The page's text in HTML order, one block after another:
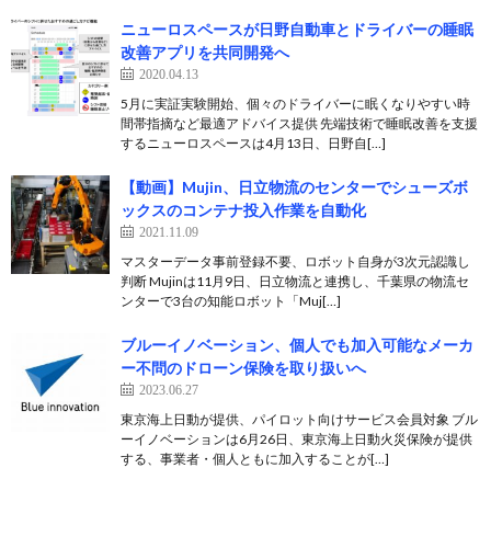
ニューロスペースが日野自動車とドライバーの睡眠
改善アプリを共同開発へ
2020.04.13
5月に実証実験開始、個々のドライバーに眠くなりやすい時
間帯指摘など最適アドバイス提供 先端技術で睡眠改善を支援
するニューロスペースは4月13日、日野自[…]
【動画】Mujin、日立物流のセンターでシューズボ
ックスのコンテナ投入作業を自動化
2021.11.09
マスターデータ事前登録不要、ロボット自身が3次元認識し
判断 Mujinは11月9日、日立物流と連携し、千葉県の物流セ
ンターで3台の知能ロボット「Muj[…]
ブルーイノベーション、個人でも加入可能なメーカ
ー不問のドローン保険を取り扱いへ
2023.06.27
東京海上日動が提供、パイロット向けサービス会員対象 ブル
ーイノベーションは6月26日、東京海上日動火災保険が提供
する、事業者・個人ともに加入することが[…]